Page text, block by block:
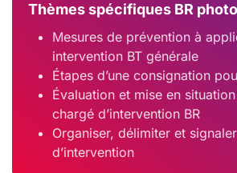
Thèmes spécifiques BR
Mesures de prévention à
intervention BT générale
Étapes d’une consignation
Évaluation et mise en
chargé d’intervention BR
Organiser, délimiter et
d’intervention